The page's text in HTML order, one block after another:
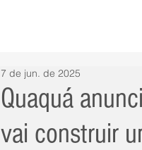
Quaquá
vai construir
7 de jun. de 2025